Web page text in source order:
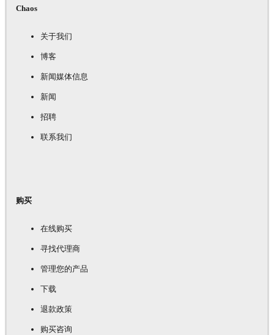
Chaos
关于我们
博客
新闻媒体信息
新闻
招聘
联系我们
购买
在线购买
寻找代理商
管理您的产品
下载
退款政策
购买咨询